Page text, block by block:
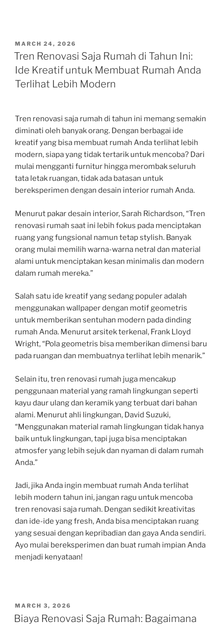
POSTED
ON
MARCH 24, 2026
Tren Renovasi Saja Rumah di Tahun Ini:
Ide Kreatif untuk Membuat Rumah Anda
Terlihat Lebih Modern
Tren renovasi saja rumah di tahun ini memang semakin
diminati oleh banyak orang. Dengan berbagai ide
kreatif yang bisa membuat rumah Anda terlihat lebih
modern, siapa yang tidak tertarik untuk mencoba? Dari
mulai mengganti furnitur hingga merombak seluruh
tata letak ruangan, tidak ada batasan untuk
bereksperimen dengan desain interior rumah Anda.
Menurut pakar desain interior, Sarah Richardson, “Tren
renovasi rumah saat ini lebih fokus pada menciptakan
ruang yang fungsional namun tetap stylish. Banyak
orang mulai memilih warna-warna netral dan material
alami untuk menciptakan kesan minimalis dan modern
dalam rumah mereka.”
Salah satu ide kreatif yang sedang populer adalah
menggunakan wallpaper dengan motif geometris
untuk memberikan sentuhan modern pada dinding
rumah Anda. Menurut arsitek terkenal, Frank Lloyd
Wright, “Pola geometris bisa memberikan dimensi baru
pada ruangan dan membuatnya terlihat lebih menarik.”
Selain itu, tren renovasi rumah juga mencakup
penggunaan material yang ramah lingkungan seperti
kayu daur ulang dan keramik yang terbuat dari bahan
alami. Menurut ahli lingkungan, David Suzuki,
“Menggunakan material ramah lingkungan tidak hanya
baik untuk lingkungan, tapi juga bisa menciptakan
atmosfer yang lebih sejuk dan nyaman di dalam rumah
Anda.”
Jadi, jika Anda ingin membuat rumah Anda terlihat
lebih modern tahun ini, jangan ragu untuk mencoba
tren renovasi saja rumah. Dengan sedikit kreativitas
dan ide-ide yang fresh, Anda bisa menciptakan ruang
yang sesuai dengan kepribadian dan gaya Anda sendiri.
Ayo mulai bereksperimen dan buat rumah impian Anda
menjadi kenyataan!
POSTED
ON
MARCH 3, 2026
Biaya Renovasi Saja Rumah: Bagaimana